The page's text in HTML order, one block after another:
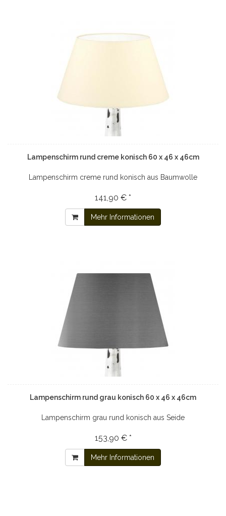
Lampenschirm rund creme konisch 60 x 46 x 46cm
Lampenschirm creme rund konisch aus Baumwolle
141,90 € *
Mehr Informationen
Lampenschirm rund grau konisch 60 x 46 x 46cm
Lampenschirm grau rund konisch aus Seide
153,90 € *
Mehr Informationen